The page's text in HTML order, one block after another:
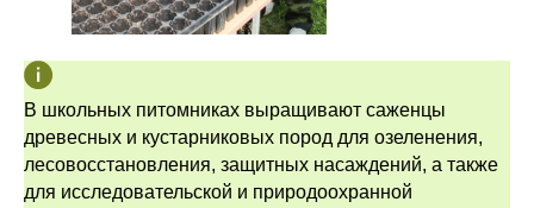
В школьных питомниках выращивают саженцы
древесных и кустарниковых пород для озеленения,
лесовосстановления, защитных насаждений, а также
для исследовательской и природоохранной